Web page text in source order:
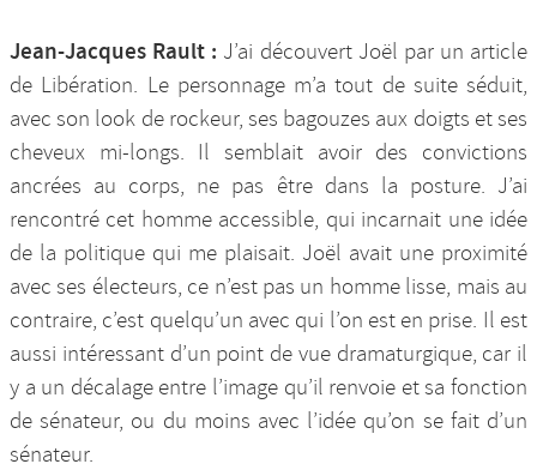
Jean-Jacques Rault : J’ai découvert Joël par un article
de Libération. Le personnage m’a tout de suite séduit,
avec son look de rockeur, ses bagouzes aux doigts et ses
cheveux mi-longs. Il semblait avoir des convictions
ancrées au corps, ne pas être dans la posture. J’ai
rencontré cet homme accessible, qui incarnait une idée
de la politique qui me plaisait. Joël avait une proximité
avec ses électeurs, ce n’est pas un homme lisse, mais au
contraire, c’est quelqu’un avec qui l’on est en prise. Il est
aussi intéressant d’un point de vue dramaturgique, car il
y a un décalage entre l’image qu’il renvoie et sa fonction
de sénateur, ou du moins avec l’idée qu’on se fait d’un
sénateur.